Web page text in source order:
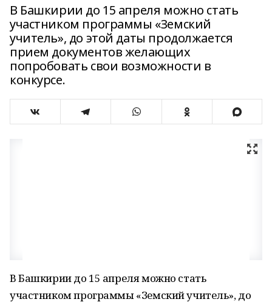
В Башкирии до 15 апреля можно стать
участником программы «Земский
учитель», до этой даты продолжается
прием документов желающих
попробовать свои возможности в
конкурсе.
В Башкирии до 15 апреля можно стать
участником программы «Земский учитель», до